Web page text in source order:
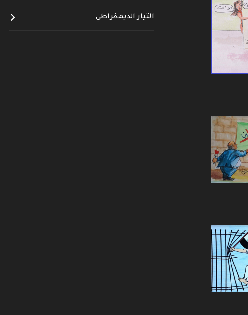
التيار الديمقراطي